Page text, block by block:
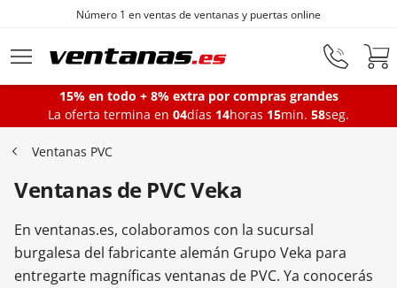
Ir al contenido principal
Fabricantes de ventanas desde 1872
Ventanas
Balconeras
Puertas Entrada
15% en todo + 8% extra por compras grandes
La oferta termina en 04días 14horas 15min. 57seg.
Ventanas PVC
Ventanas de PVC Veka
En ventanas.es, colaboramos con la sucursal
burgalesa del fabricante alemán Grupo Veka para
entregarte magníficas ventanas de PVC. Ya conocerás